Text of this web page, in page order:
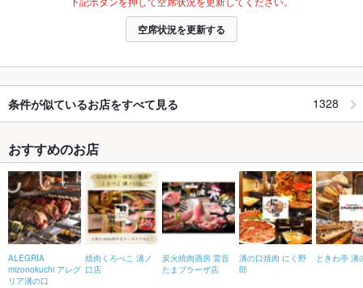
空席状況を更新する
条件が似ているお店をすべて見る 1328
おすすめのお店
ALEGRIA
mizonokuchi アレグ
リア溝の口
焼肉くろべこ 溝ノ
口店
炭火焼肉酒房 雷音
たまプラーザ店
溝の口焼肉 にく野
郎
ときわ亭 溝